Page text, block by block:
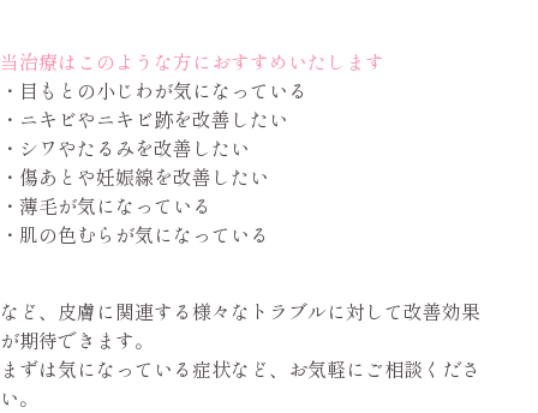
当治療はこのような方におすすめいたします
・目もとの小じわが気になっている
・ニキビやニキビ跡を改善したい
・シワやたるみを改善したい
・傷あとや妊娠線を改善したい
・薄毛が気になっている
・肌の色むらが気になっている
など、皮膚に関連する様々なトラブルに対して改善効果
が期待できます。
まずは気になっている症状など、お気軽にご相談くださ
い。